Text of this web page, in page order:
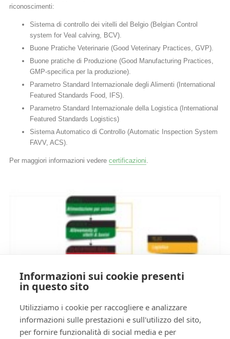
riconoscimenti:
Sistema di controllo dei vitelli del Belgio (Belgian Control
system for Veal calving, BCV).
Buone Pratiche Veterinarie (Good Veterinary Practices, GVP).
Buone pratiche di Produzione (Good Manufacturing Practices,
GMP-specifica per la produzione).
Parametro Standard Internazionale degli Alimenti (International
Featured Standards Food, IFS).
Parametro Standard Internazionale della Logistica (International
Featured Standards Logistics)
Sistema Automatico di Controllo (Automatic Inspection System
FAVV, ACS).
Per maggiori informazioni vedere certificazioni
Informazioni sui cookie presenti
in questo sito
Utilizziamo i cookie per raccogliere e analizzare
informazioni sulle prestazioni e sull'utilizzo del sito,
per fornire funzionalità di social media e per